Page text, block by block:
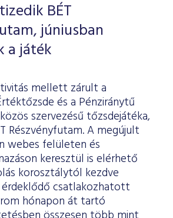
BÉT
júniusban
a játék
mellett zárult a
és a Pénziránytű
szervezésű tőzsdejátéka,
Részvényfutam. A megújult
webes felületen és
keresztül is elérhető
korosztálytól kezdve
érdeklődő csatlakozhatott
hónapon át tartó